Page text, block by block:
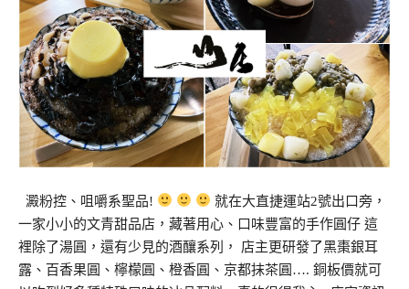
澱粉控、咀嚼系聖品!
就在大直捷運站2號出口旁，
一家小小的文青甜品店，藏著用心、口味豐富的手作圓仔 這
裡除了湯圓，還有少見的酒釀系列， 店主更研發了黑棗銀耳
露、百香果圓、檸檬圓、橙香圓、京都抹茶圓…. 銅板價就可